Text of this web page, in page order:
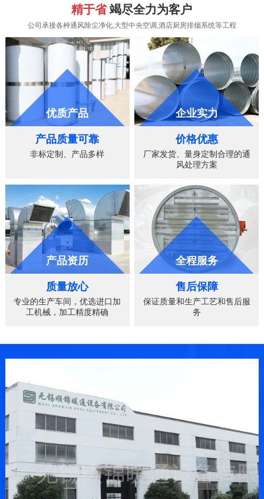
精于省竭尽全力为客户
公司承接各种通风除尘净化,大型中央空调,酒店厨房排烟系统等工程
优质产品
产品质量可靠
非标定制、产品多样
企业实力
价格优惠
厂家发货、量身定制合理的通
风处理方案
产品资历
质量放心
专业的生产车间，优选进口加
工机械，加工精度精确
全程服务
售后保障
保证质量和生产工艺和售后服
务